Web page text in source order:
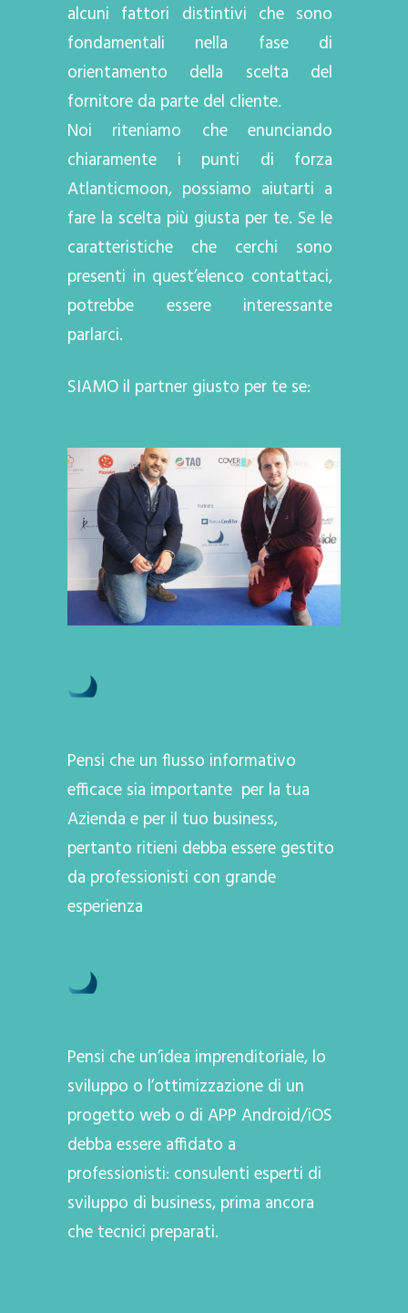
alcuni fattori distintivi che sono
fondamentali nella fase di
orientamento della scelta del
fornitore da parte del cliente.
Noi riteniamo che enunciando
chiaramente i punti di forza
Atlanticmoon, possiamo aiutarti a
fare la scelta più giusta per te. Se le
caratteristiche che cerchi sono
presenti in quest’elenco contattaci,
potrebbe essere interessante
parlarci.
SIAMO il partner giusto per te se:
Pensi che un flusso informativo
efficace sia importante per la tua
Azienda e per il tuo business,
pertanto ritieni debba essere gestito
da professionisti con grande
esperienza
Pensi che un’idea imprenditoriale, lo
sviluppo o l’ottimizzazione di un
progetto web o di APP Android/iOS
debba essere affidato a
professionisti: consulenti esperti di
sviluppo di business, prima ancora
che tecnici preparati.